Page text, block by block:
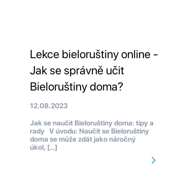
Lekce bieloruštiny online -
Jak se správně učit
Bieloruštiny doma?
12.08.2023
Jak se naučit Bieloruštiny doma: tipy a
rady V úvodu: Naučit se Bieloruštiny
doma se může zdát jako náročný
úkol, […]